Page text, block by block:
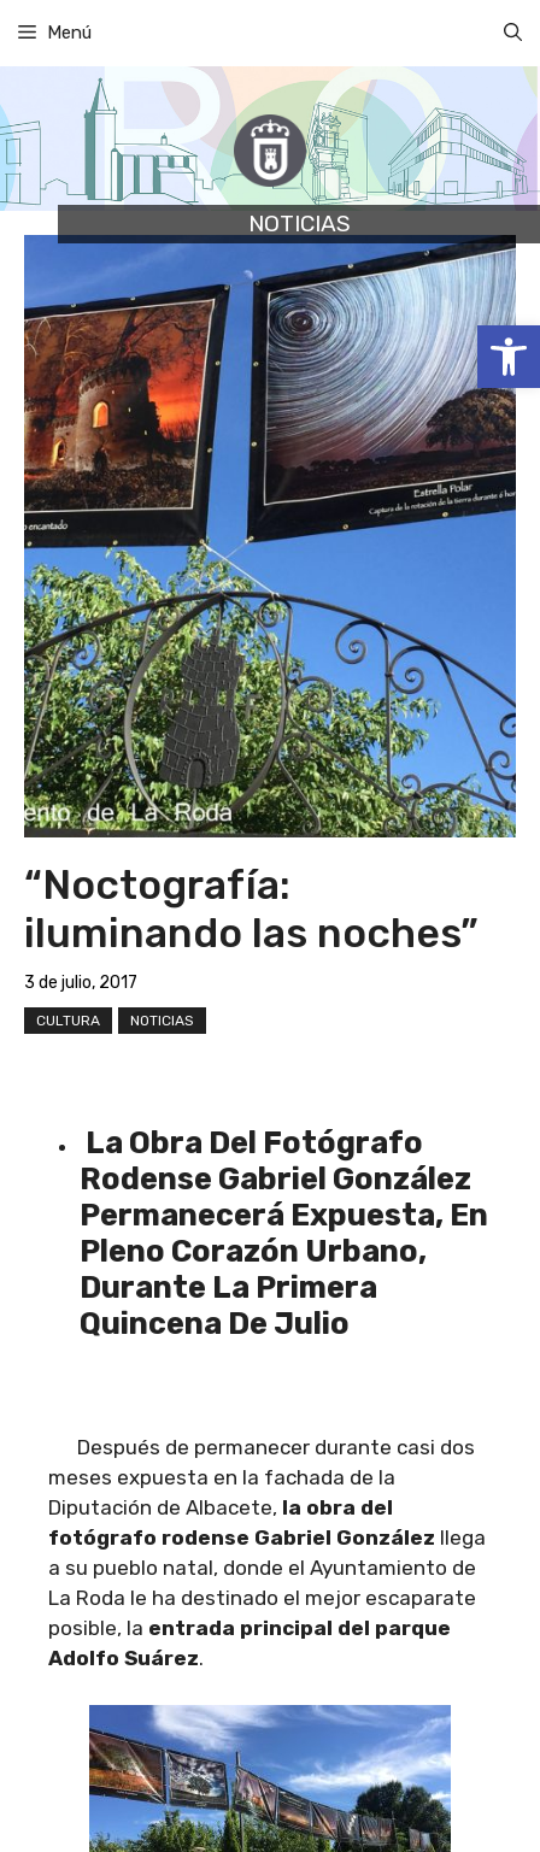
Abrir
contenido
Menú
NOTICIAS
“Noctografía:
iluminando las noches”
3 de julio, 2017
CULTURA NOTICIAS
La Obra Del Fotógrafo
Rodense Gabriel González
Permanecerá Expuesta, En
Pleno Corazón Urbano,
Durante La Primera
Quincena De Julio
Después de permanecer durante casi dos
meses expuesta en la fachada de la
Diputación de Albacete, la obra del
fotógrafo rodense Gabriel González llega
a su pueblo natal, donde el Ayuntamiento de
La Roda le ha destinado el mejor escaparate
posible, la entrada principal del parque
Adolfo Suárez.